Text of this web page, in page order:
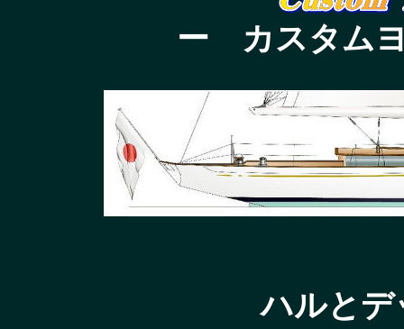
ー カスタム
ハルと